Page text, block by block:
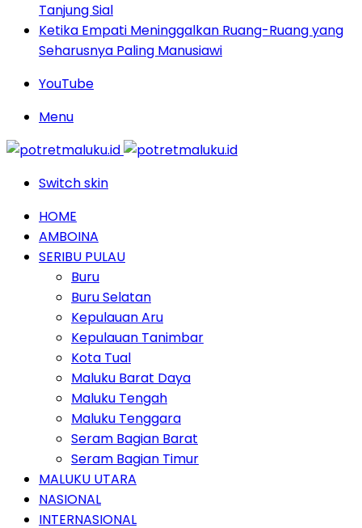
Tanjung Sial
Ketika Empati Meninggalkan Ruang-Ruang yang
Seharusnya Paling Manusiawi
YouTube
Menu
Switch skin
HOME
AMBOINA
SERIBU PULAU
Buru
Buru Selatan
Kepulauan Aru
Kepulauan Tanimbar
Kota Tual
Maluku Barat Daya
Maluku Tengah
Maluku Tenggara
Seram Bagian Barat
Seram Bagian Timur
MALUKU UTARA
NASIONAL
INTERNASIONAL